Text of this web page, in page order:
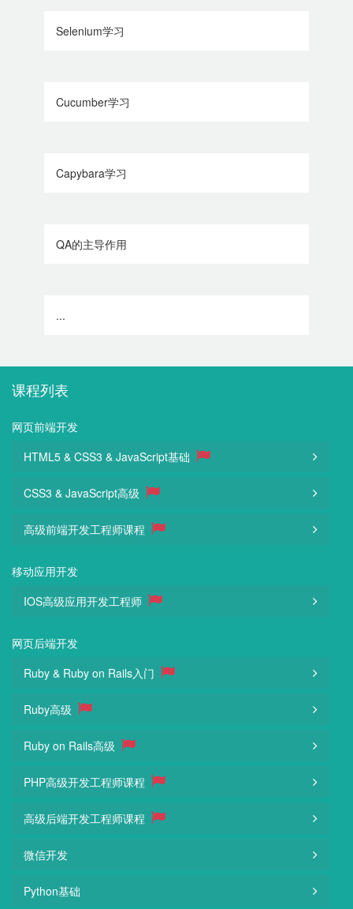
Selenium学习
Cucumber学习
Capybara学习
QA的主导作用
...
课程列表
网页前端开发
HTML5 & CSS3 & JavaScript基础
CSS3 & JavaScript高级
高级前端开发工程师课程
移动应用开发
IOS高级应用开发工程师
网页后端开发
Ruby & Ruby on Rails入门
Ruby高级
Ruby on Rails高级
PHP高级开发工程师课程
高级后端开发工程师课程
微信开发
Python基础